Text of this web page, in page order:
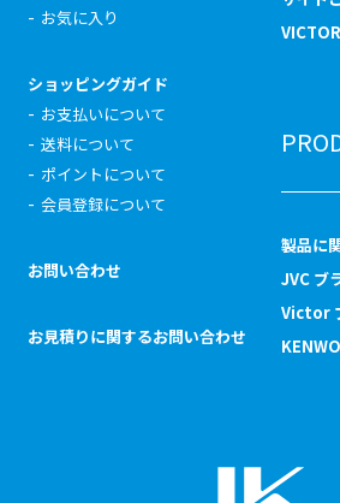
お気に入り
ショッピングガイド
お支払いについて
送料について
ポイントについて
会員登録について
お問い合わせ
お見積りに関するお問い合わせ
製品に
JVC ブ
Victor